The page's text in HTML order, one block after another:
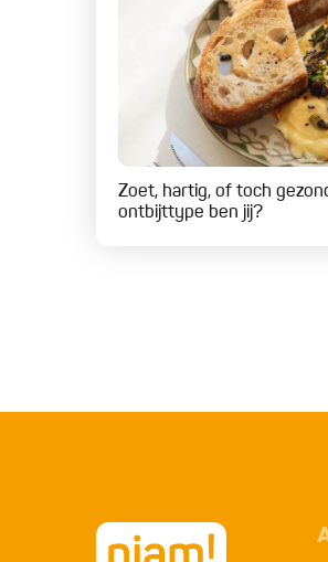
Zoet, hartig, of toch
ontbijttype ben jij?